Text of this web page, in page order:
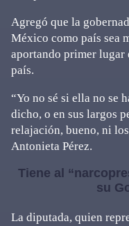
Agregó que la
México como país sea
aportando primer lugar
país.
“Yo no sé si ella no se
dicho, o en sus largos
relajación, bueno, ni
Antonieta Pérez.
Tiene al
su
La diputada, quien